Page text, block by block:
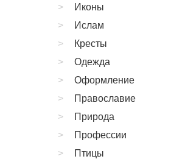
Иконы
Ислам
Кресты
Одежда
Оформление
Православие
Природа
Профессии
Птицы